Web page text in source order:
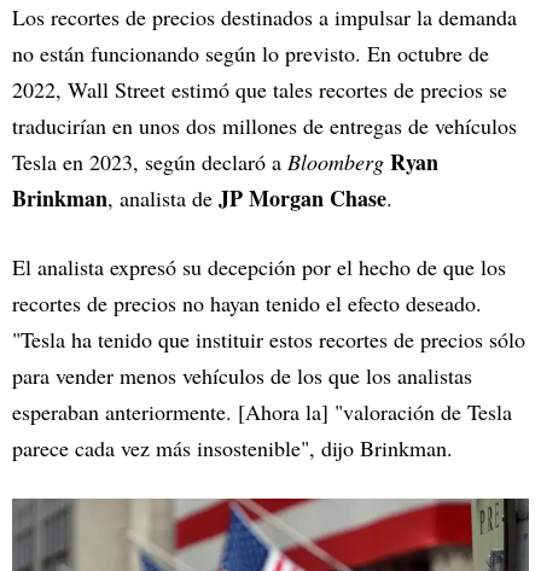
Los recortes de precios destinados a impulsar la demanda
no están funcionando según lo previsto. En octubre de
2022, Wall Street estimó que tales recortes de precios se
traducirían en unos dos millones de entregas de vehículos
Tesla en 2023, según declaró a Bloomberg Ryan
Brinkman, analista de JP Morgan Chase.
El analista expresó su decepción por el hecho de que los
recortes de precios no hayan tenido el efecto deseado.
"Tesla ha tenido que instituir estos recortes de precios sólo
para vender menos vehículos de los que los analistas
esperaban anteriormente. [Ahora la] "valoración de Tesla
parece cada vez más insostenible", dijo Brinkman.